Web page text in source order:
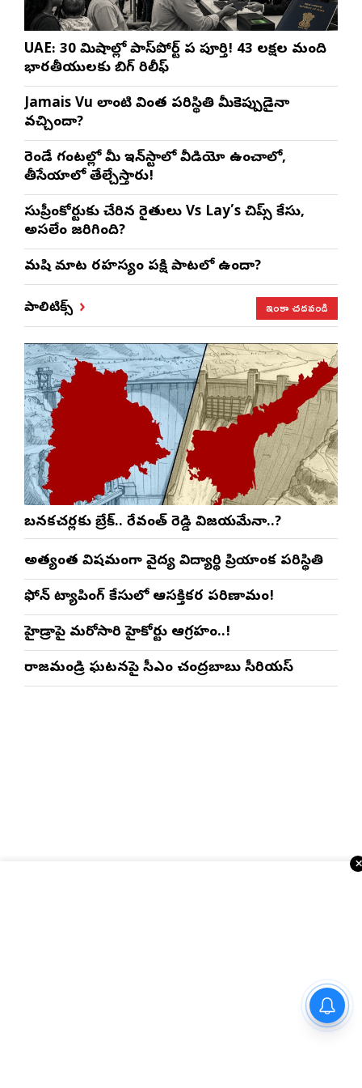
UAE: 30 నిమిషాల్లో పాస్‌పోర్ట్ పని పూర్తి! 43 లక్షల మంది
భారతీయులకు బిగ్ రిలీఫ్
Jamais Vu లాంటి వింత పరిస్థితి మీకెప్పుడైనా
వచ్చిందా?
రెండే గంటల్లో మీ ఇన్‌స్టాలో వీడియో ఉంచాలో,
తీసేయాలో తేల్చేస్తారు!
సుప్రీంకోర్టుకు చేరిన రైతులు Vs Lay’s చిప్స్‌ కేసు,
అసలేం జరిగింది?
మనిషి మాట రహస్యం పక్షి పాటలో ఉందా?
పాలిటిక్స్ ఇంకా చదవండి
బనకచర్లకు బ్రేక్.. రేవంత్ రెడ్డి విజయమేనా..?
అత్యంత విషమంగా వైద్య విద్యార్థిని ప్రియాంక పరిస్థితి
ఫోన్ ట్యాపింగ్ కేసులో ఆసక్తికర పరిణామం!
హైడ్రాపై మరోసారి హైకోర్టు ఆగ్రహం..!
రాజమండ్రి ఘటనపై సీఎం చంద్రబాబు సీరియస్